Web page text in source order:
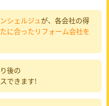
シェルジュ が、各会社の得
に合ったリフォーム会社を
後の
できます!